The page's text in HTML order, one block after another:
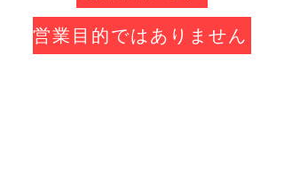
営業目的ではありません